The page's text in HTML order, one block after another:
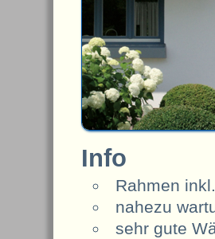
Info
Rahmen
nahezu
sehr gute